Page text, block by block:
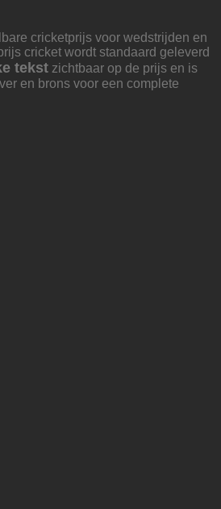
cricketprijs voor wedstrijden en
cricket wordt standaard geleverd
tekst zichtbaar op de prijs en is
en brons voor een complete